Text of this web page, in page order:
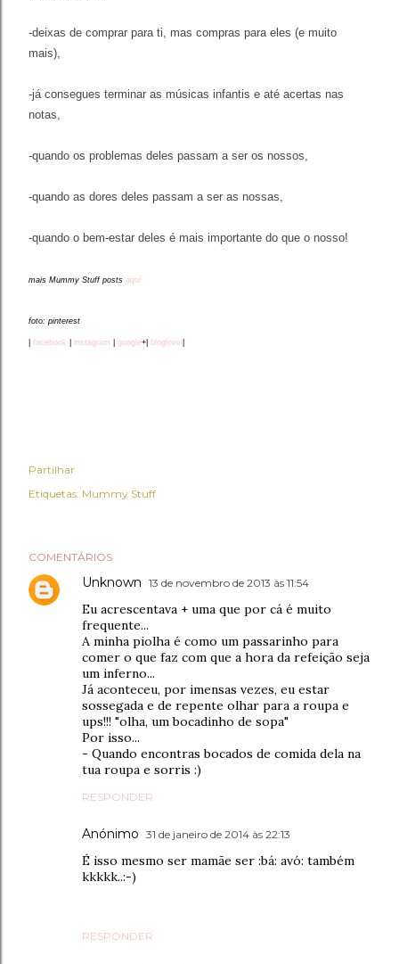
-deixas de comprar para ti, mas compras para eles (e muito
mais),
-já consegues terminar as músicas infantis e até acertas nas
notas,
-quando os problemas deles passam a ser os nossos,
-quando as dores deles passam a ser as nossas,
-quando o bem-estar deles é mais importante do que o nosso!
mais Mummy Stuff posts aqui
foto: pinterest
facebook instagram google+| bloglovin
Partilhar
Etiquetas: Mummy Stuff
COMENTÁRIOS
Unknown 13 de novembro de 2013 às 11:54
Eu acrescentava + uma que por cá é muito
frequente...
A minha piolha é como um passarinho para
comer o que faz com que a hora da refeição seja
um inferno...
Já aconteceu, por imensas vezes, eu estar
sossegada e de repente olhar para a roupa e
ups!!! "olha, um bocadinho de sopa"
Por isso...
- Quando encontras bocados de comida dela na
tua roupa e sorris :)
RESPONDER
Anónimo 31 de janeiro de 2014 às 22:13
É isso mesmo ser mamãe ser :bá: avó: também
kkkkk..:-)
RESPONDER